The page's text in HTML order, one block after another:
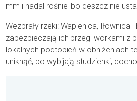
mm i nadal rośnie, bo deszcz nie
Wezbrały rzeki: Wapienica, Iłownica i
zabezpieczają ich brzegi workami z
lokalnych podtopień w obniżeniach
uniknąć, bo wybijają studzienki,